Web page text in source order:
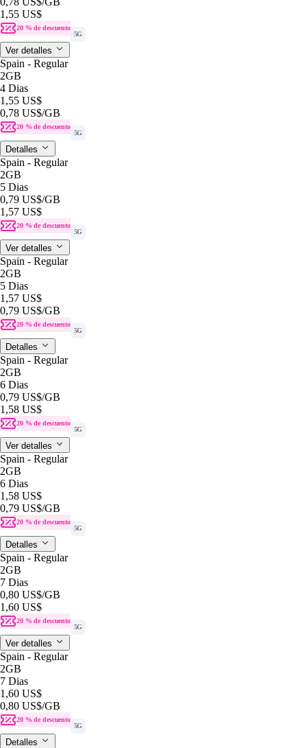
1,55 US$
20 % de descuento
5G
Ver detalles
Spain - Regular
2GB
4 Dias
1,55 US$
0,78 US$/GB
20 % de descuento
5G
Detalles
Spain - Regular
2GB
5 Dias
0,79 US$/GB
1,57 US$
20 % de descuento
5G
Ver detalles
Spain - Regular
2GB
5 Dias
1,57 US$
0,79 US$/GB
20 % de descuento
5G
Detalles
Spain - Regular
2GB
6 Dias
0,79 US$/GB
1,58 US$
20 % de descuento
5G
Ver detalles
Spain - Regular
2GB
6 Dias
1,58 US$
0,79 US$/GB
20 % de descuento
5G
Detalles
Spain - Regular
2GB
7 Dias
0,80 US$/GB
1,60 US$
20 % de descuento
5G
Ver detalles
Spain - Regular
2GB
7 Dias
1,60 US$
0,80 US$/GB
20 % de descuento
5G
Detalles